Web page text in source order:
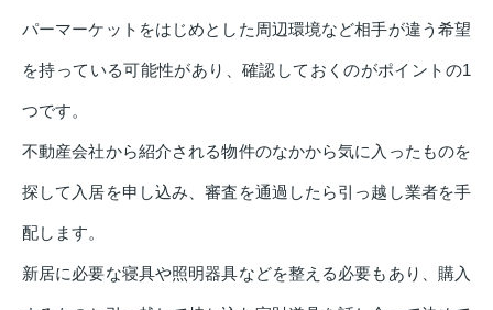
パーマーケットをはじめとした周辺環境など相手が違う希望
を持っている可能性があり、確認しておくのがポイントの1
つです。
不動産会社から紹介される物件のなかから気に入ったものを
探して入居を申し込み、審査を通過したら引っ越し業者を手
配します。
新居に必要な寝具や照明器具などを整える必要もあり、購入